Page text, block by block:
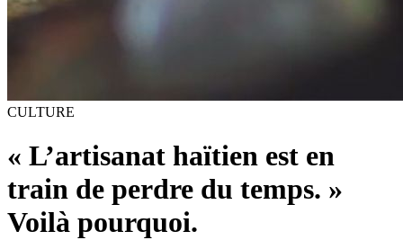
CULTURE
« L’artisanat haïtien est en
train de perdre du temps. »
Voilà pourquoi.